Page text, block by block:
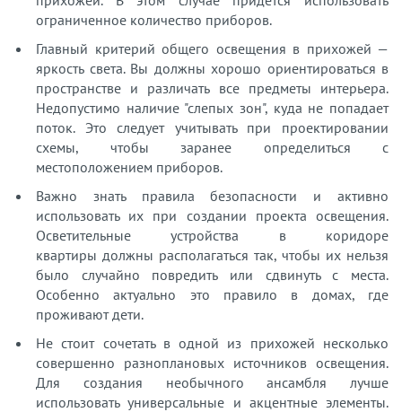
ограниченное количество приборов.
Главный критерий общего освещения в прихожей —
яркость света. Вы должны хорошо ориентироваться в
пространстве и различать все предметы интерьера.
Недопустимо наличие "слепых зон", куда не попадает
поток. Это следует учитывать при проектировании
схемы, чтобы заранее определиться с
местоположением приборов.
Важно знать правила безопасности и активно
использовать их при создании проекта освещения.
Осветительные устройства в коридоре
квартиры должны располагаться так, чтобы их нельзя
было случайно повредить или сдвинуть с места.
Особенно актуально это правило в домах, где
проживают дети.
Не стоит сочетать в одной из прихожей несколько
совершенно разноплановых источников освещения.
Для создания необычного ансамбля лучше
использовать универсальные и акцентные элементы.